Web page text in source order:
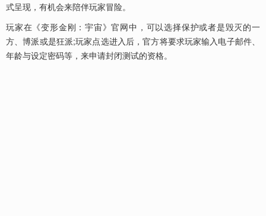
式呈现，有机会来陪伴玩家冒险。
玩家在《变形金刚：宇宙》官网中，可以选择保护或者是毁灭的一
方、博派或是狂派;玩家点选进入后，官方将要求玩家输入电子邮件、
年龄与设定密码等，来申请封闭测试的资格。